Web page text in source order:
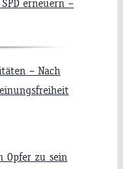
erneuern –
– Nach
Opfer zu sein